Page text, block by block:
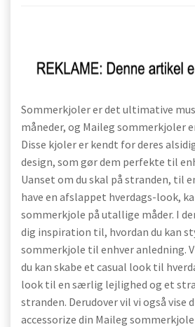
Sommerkjoler er det ultimative
måneder, og Maileg sommerkjoler
Disse kjoler er kendt for deres
design, som gør dem perfekte til
Uanset om du skal på stranden, til
have en afslappet hverdags-look,
sommerkjole på utallige måder. I
dig inspiration til, hvordan du kan
sommerkjole til enhver anledning.
du kan skabe et casual look til
look til en særlig lejlighed og et
stranden. Derudover vil vi også vise
accessorize din Maileg